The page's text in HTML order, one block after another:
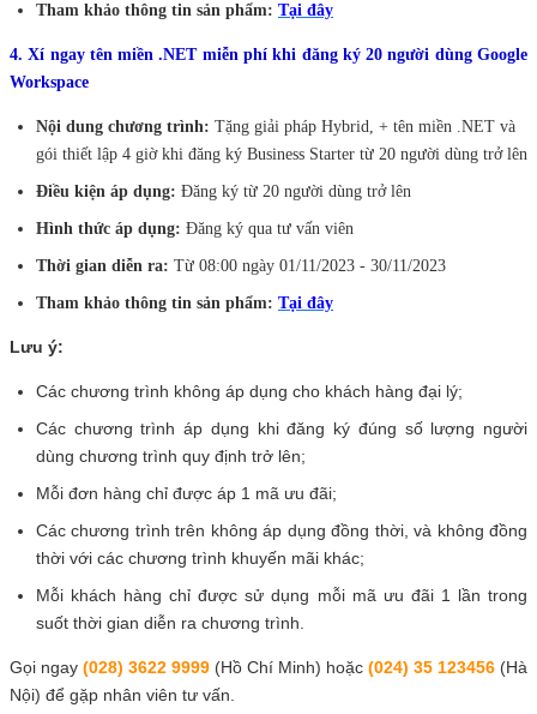
Tham khảo thông tin sản phẩm: Tại đây
4. Xí ngay tên miền .NET miễn phí khi đăng ký 20 người dùng Google
Workspace
Nội dung chương trình: Tặng giải pháp Hybrid, + tên miền .NET và
gói thiết lập 4 giờ khi đăng ký Business Starter từ 20 người dùng trở lên
Điều kiện áp dụng: Đăng ký từ 20 người dùng trở lên
Hình thức áp dụng: Đăng ký qua tư vấn viên
Thời gian diễn ra: Từ 08:00 ngày 01/11/2023 - 30/11/2023
Tham khảo thông tin sản phẩm: Tại đây
Lưu ý:
Các chương trình không áp dụng cho khách hàng đại lý;
Các chương trình áp dụng khi đăng ký đúng số lượng người
dùng chương trình quy định trở lên;
Mỗi đơn hàng chỉ được áp 1 mã ưu đãi;
Các chương trình trên không áp dụng đồng thời, và không đồng
thời với các chương trình khuyến mãi khác;
Mỗi khách hàng chỉ được sử dụng mỗi mã ưu đãi 1 lần trong
suốt thời gian diễn ra chương trình.
Gọi ngay (028) 3622 9999 (Hồ Chí Minh) hoặc (024) 35 123456 (Hà
Nội) để gặp nhân viên tư vấn.